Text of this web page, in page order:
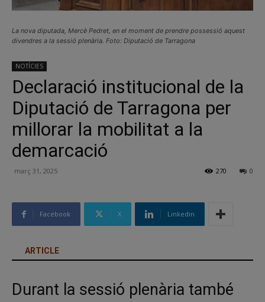
La nova diputada, Mercè Pedret, en el moment de prendre possessió aquest
divendres a la sessió plenària. Foto: Diputació de Tarragona
NOTÍCIES
Declaració institucional de la
Diputació de Tarragona per
millorar la mobilitat a la
demarcació
març 31, 2025 0
270
Facebook X Linkedin
ARTICLE
Durant la sessió plenària també